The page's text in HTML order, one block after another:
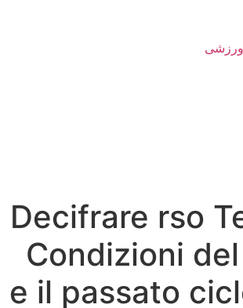
Decifrare rso
Condizioni
e il passato